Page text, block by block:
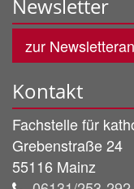
Newsletter
zur
Kontakt
Fachstelle für
Grebenstraße 24
55116 Mainz